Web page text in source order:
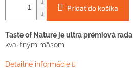
Pridať do košíka
Taste of Nature je ultra prémiová rada
kvalitným mäsom.
Detailné informácie